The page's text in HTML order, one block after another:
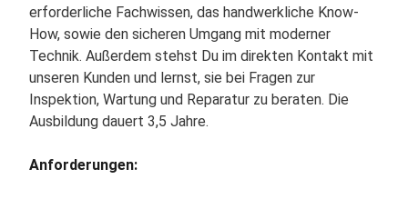
erforderliche Fachwissen, das handwerkliche Know-
How, sowie den sicheren Umgang mit moderner
Technik. Außerdem stehst Du im direkten Kontakt mit
unseren Kunden und lernst, sie bei Fragen zur
Inspektion, Wartung und Reparatur zu beraten. Die
Ausbildung dauert 3,5 Jahre.
Anforderungen: